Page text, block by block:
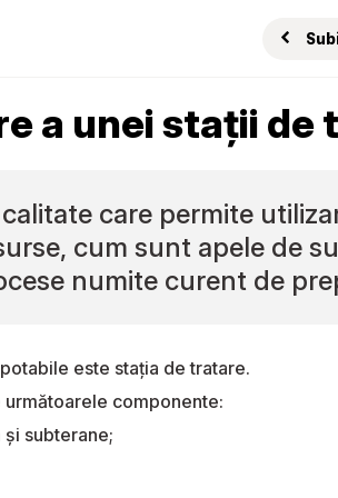
a unei stații
care permite
cum sunt apele de
numite curent de
este stația de tratare.
componente:
subterane;